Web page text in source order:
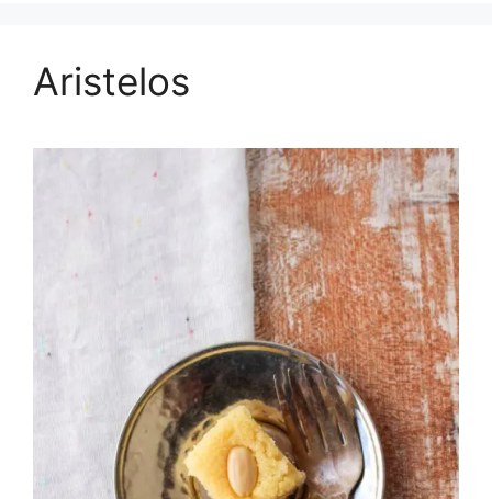
Aristelos